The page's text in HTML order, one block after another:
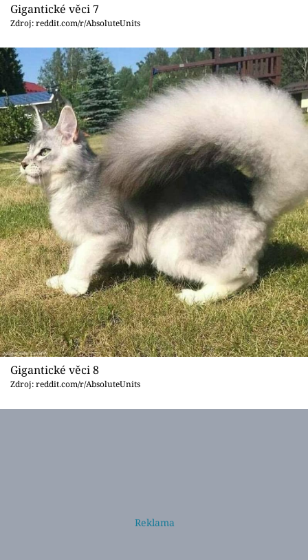
Gigantické věci 7
Zdroj: reddit.com/r/AbsoluteUnits
Gigantické věci 8
Zdroj: reddit.com/r/AbsoluteUnits